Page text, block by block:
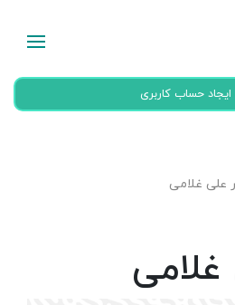
ایجاد حساب کاربری
علی غلامی